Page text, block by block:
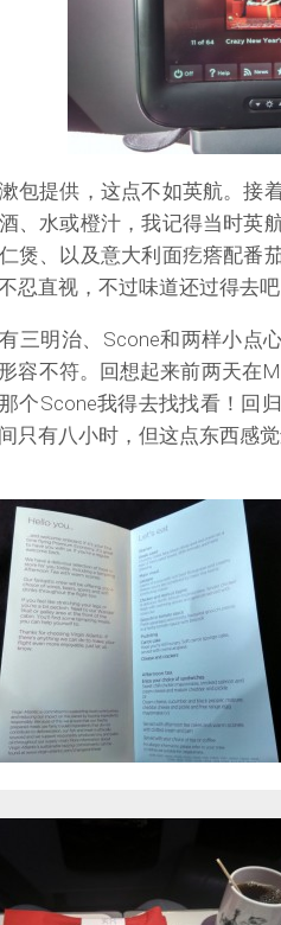
包提供，这点不如英航。接
、水或橙汁，我记得当时英
煲、以及意大利面疙瘩配番
忍直视，不过味道还过得去吧
三明治、Scone和两样小点
容不符。回想起来前两天在
个Scone我得去找找看！回
只有八小时，但这点东西感觉